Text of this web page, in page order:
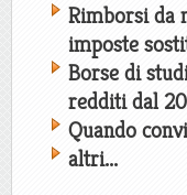
Rimborsi da
imposte
Borse di
redditi dal
Quando
altri...